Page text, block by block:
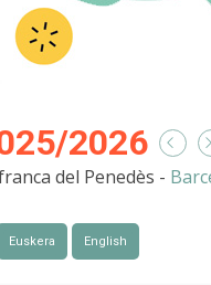
2026
del Penedès -
Euskera English